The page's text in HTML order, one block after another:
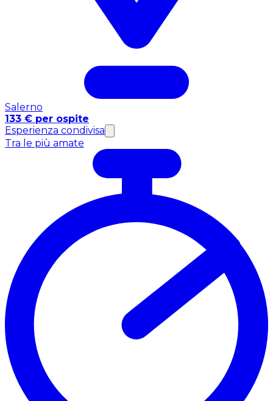
Salerno
133 € per ospite
Esperienza condivisa
Tra le più amate